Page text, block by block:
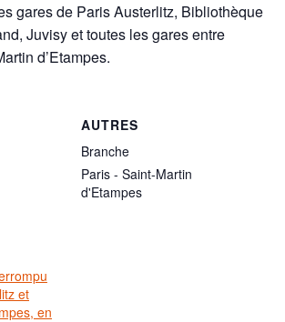
gares de Paris Austerlitz, Bibliothèque
Juvisy et toutes les gares entre
d’Etampes.
et
en
AUTRES
Branche
Paris - Saint-Martin
d'Etampes